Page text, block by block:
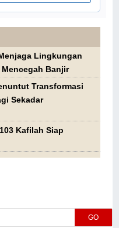
Lingkungan
Banjir
Transformasi
Sekadar
Kafilah Siap
GO